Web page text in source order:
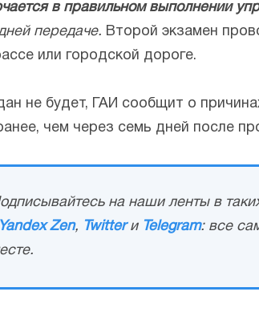
в правильном выполнении
передаче. Второй экзамен
или городской дороге.
не будет, ГАИ сообщит о
чем через семь дней после
на наши ленты в
Yandex Zen, Twitterи Telegram: все